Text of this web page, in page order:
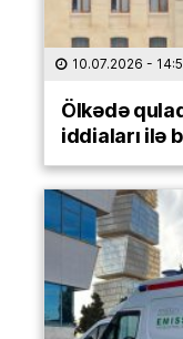
10.07.2026 -
Ölkədə
iddiaları ilə